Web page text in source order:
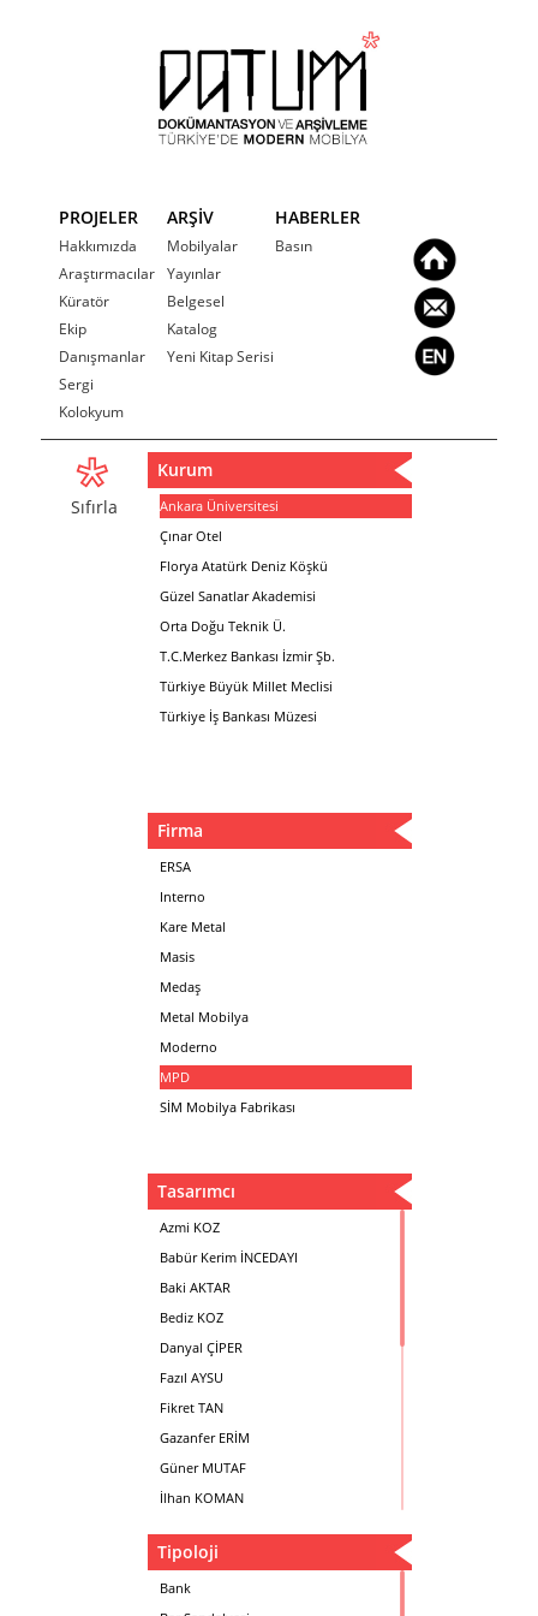
PROJELER
Hakkımızda
Araştırmacılar
Küratör
Ekip
Danışmanlar
Sergi
Kolokyum
ARŞİV
Mobilyalar
Yayınlar
Belgesel
Katalog
Yeni Kitap Serisi
HABERLER
Basın
Sıfırla
Kurum
Ankara Üniversitesi
Çınar Otel
Florya Atatürk Deniz Köşkü
Güzel Sanatlar Akademisi
Orta Doğu Teknik Ü.
T.C.Merkez Bankası İzmir Şb.
Türkiye Büyük Millet Meclisi
Türkiye İş Bankası Müzesi
Firma
ERSA
Interno
Kare Metal
Masis
Medaş
Metal Mobilya
Moderno
MPD
SİM Mobilya Fabrikası
Tasarımcı
Azmi KOZ
Babür Kerim İNCEDAYI
Baki AKTAR
Bediz KOZ
Danyal ÇİPER
Fazıl AYSU
Fikret TAN
Gazanfer ERİM
Güner MUTAF
İlhan KOMAN
Metin Atabey ATA
Minas BOYACIYAN
Tipoloji
Bank